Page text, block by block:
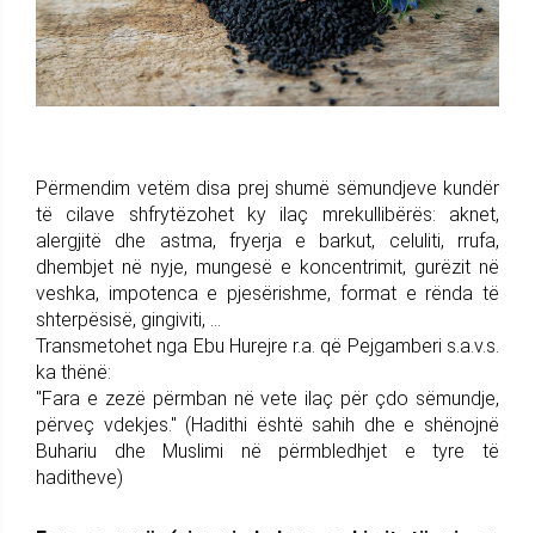
Përmendim vetëm disa prej shumë sëmundjeve kundër
të cilave shfrytëzohet ky ilaç mrekullibërës: aknet,
alergjitë dhe astma, fryerja e barkut, celuliti, rrufa,
dhembjet në nyje, mungesë e koncentrimit, gurëzit në
veshka, impotenca e pjesërishme, format e rënda të
shterpësisë, gingiviti, ...
Transmetohet nga Ebu Hurejre r.a. që Pejgamberi s.a.v.s.
ka thënë:
"Fara e zezë përmban në vete ilaç për çdo sëmundje,
përveç vdekjes." (Hadithi është sahih dhe e shënojnë
Buhariu dhe Muslimi në përmbledhjet e tyre të
haditheve)